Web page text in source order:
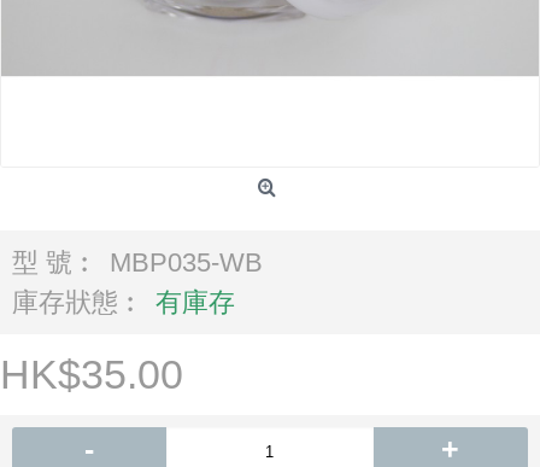
型 號︰
MBP035-WB
庫存狀態︰
有庫存
HK$35.00
- +